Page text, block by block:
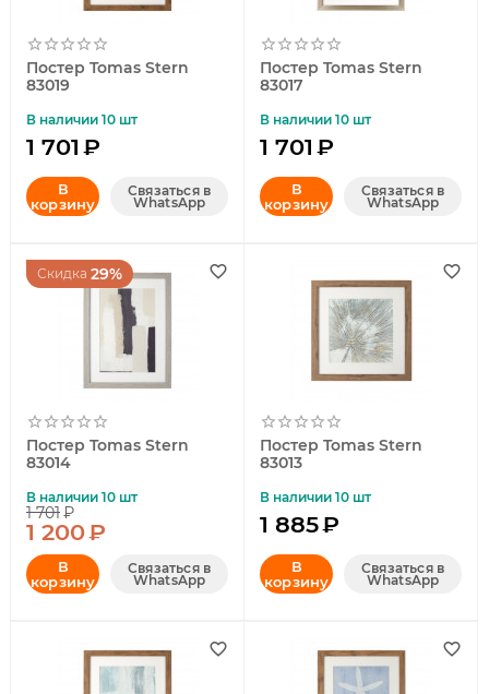
Постер Tomas Stern
83019
В наличии 10 шт
1 701 ₽
В
корзину
Связаться в
WhatsApp
Постер Tomas Stern
83017
В наличии 10 шт
1 701 ₽
В
корзину
Связаться в
WhatsApp
Скидка 29%
Постер Tomas Stern
83014
В наличии 10 шт
1 701₽
1 200₽
В
корзину
Связаться в
WhatsApp
Постер Tomas Stern
83013
В наличии 10 шт
1 885₽
В
корзину
Связаться в
WhatsApp